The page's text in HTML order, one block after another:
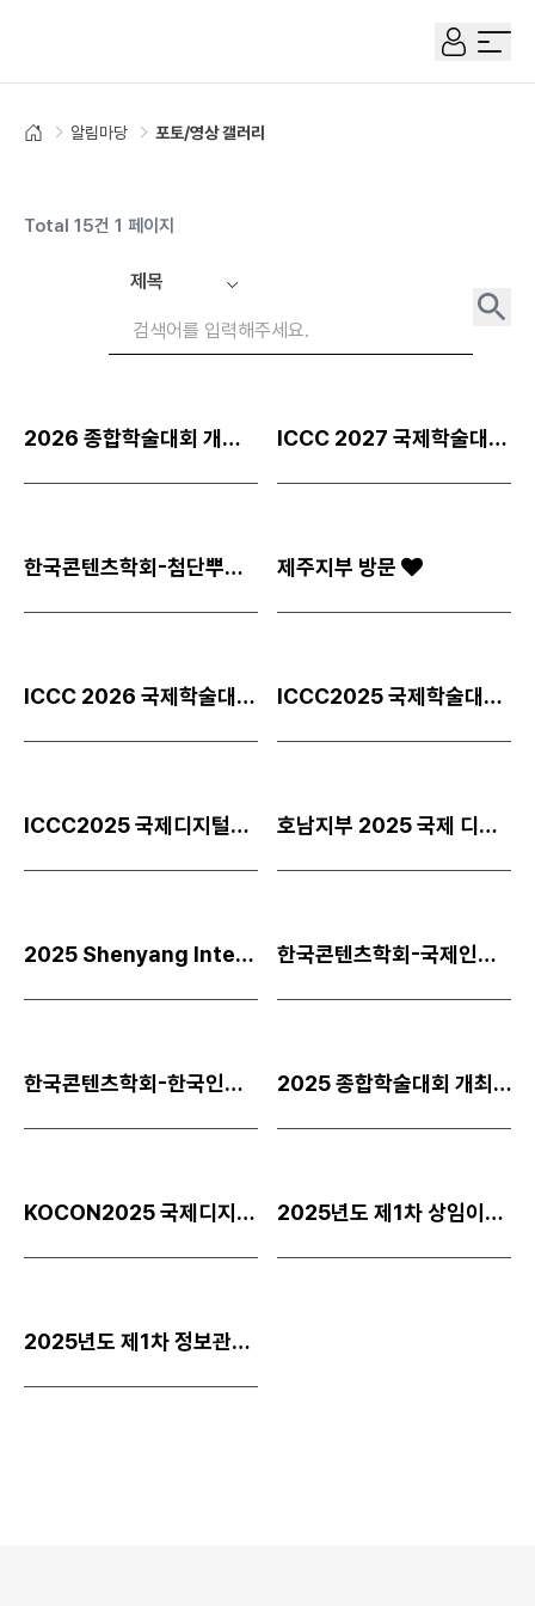
전체
알림마당 포토/영상 갤러리
Total 15건 1 페이지
검색
2026 종합학술대회 개최 결과 안내 ICCC 2027 국제학술대회 개최 준비를 위한 몽골 현지 사전 답사 실시
한국콘텐츠학회-첨단뿌리산업협회 업무협력 협약서 체결 제주지부 방문
ICCC 2026 국제학술대회 개최 예정 장소 사전 답사 ICCC2025 국제학술대회 개최
ICCC2025 국제디지털디자인초대전 개최 호남지부 2025 국제 디지털 디자인 특별초대전 개최
2025 Shenyang International Invitation Exhibition … 한국콘텐츠학회-국제인공지능윤리협회 업무 협력 협약서 체결
한국콘텐츠학회-한국인공지능기술산업협회 업무협력 협약서 체결 2025 종합학술대회 개최
KOCON2025 국제디지털디자인초대전 개최 2025년도 제1차 상임이사회
2025년도 제1차 정보관리위원회